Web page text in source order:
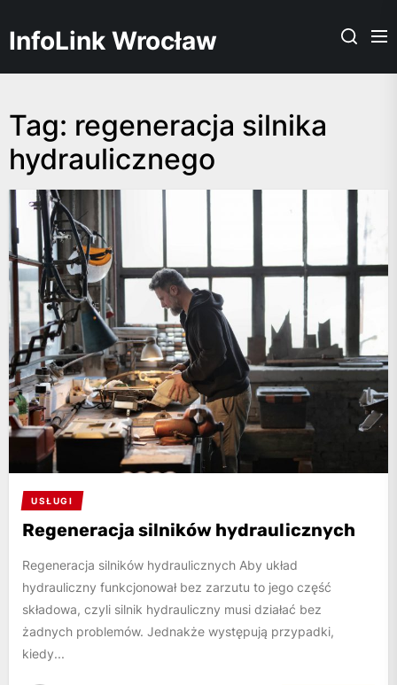
to
the
content
InfoLink Wrocław
Tag: regeneracja silnika
hydraulicznego
USŁUGI
Regeneracja silników hydraulicznych
Regeneracja silników hydraulicznych Aby układ
hydrauliczny funkcjonował bez zarzutu to jego część
składowa, czyli silnik hydrauliczny musi działać bez
żadnych problemów. Jednakże występują przypadki,
kiedy...